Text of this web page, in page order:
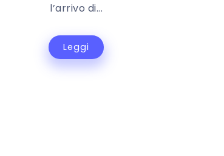
l’arrivo di...
Leggi